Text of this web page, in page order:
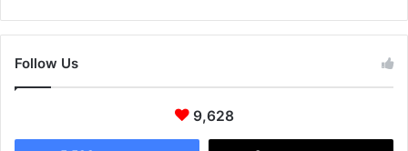
Follow Us
9,628